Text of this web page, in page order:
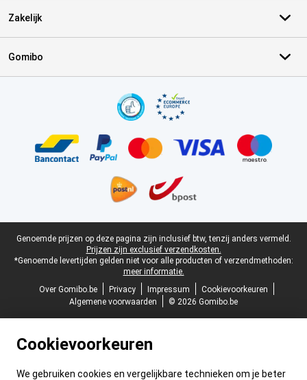
Zakelijk
Gomibo
Juridische voettekst
Genoemde prijzen op deze pagina zijn inclusief btw, tenzij anders vermeld.
Prijzen zijn exclusief verzendkosten.
*Genoemde levertijden gelden niet voor alle producten of verzendmethoden:
meer informatie.
Over Gomibo.be
Privacy Impressum
Cookievoorkeuren
Algemene voorwaarden
© 2026 Gomibo.be
Cookievoorkeuren
We gebruiken cookies en vergelijkbare technieken om je beter